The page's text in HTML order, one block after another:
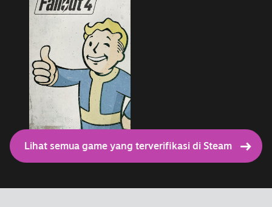
Lihat semua game yang terverifikasi di Steam